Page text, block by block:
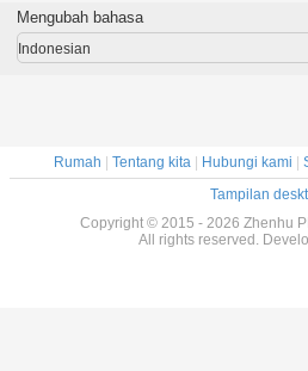
Block
Mengubah bahasa
Indonesian
Rumah | Tentang kita | Hubungi kami |
Tampilan
Copyright © 2015 - 2026 Zhenhu
All rights reserved.